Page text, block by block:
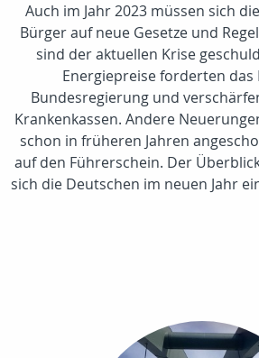
Auch im Jahr 2023 müssen sich
Bürger auf neue Gesetze und
sind der aktuellen Krise
Energiepreise forderten das
Bundesregierung und
Krankenkassen. Andere
schon in früheren Jahren
auf den Führerschein. Der
sich die Deutschen im neuen Jahr